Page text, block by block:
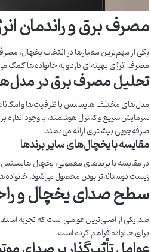
مصرف برق و راندمان
یکی از مهم‌ترین معیارها در انتخاب یخچال،
مصرف انرژی بهینه‌ای دارد و به خانواده‌ها
تحلیل مصرف برق در
مدل‌های مختلف هایسنس با ظرفیت‌ها و امکانات
سرمایش سریع و کنترل هوشمند، با وجود اندازه
صرفه‌جویی بیشتری ارائه می‌دهند.
مقایسه با یخچال‌های سایر برندها
زیست دوستانه‌تر بودن محصول می‌شود.
سطح صدای یخچال و
صدا یکی از اصلی‌ترین عواملی است که تجربه
برای خانواده فراهم کرده است.